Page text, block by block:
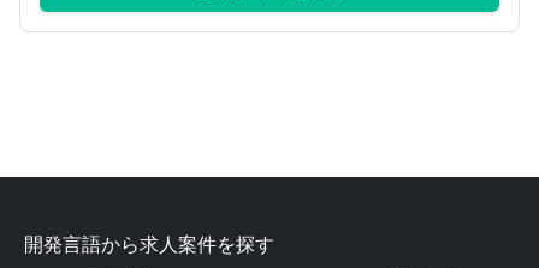
開発言語から求人案件を探す